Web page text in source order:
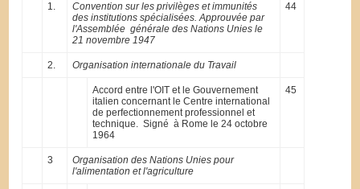
1.
Convention sur les privilèges et immunités
des institutions spécialisées. Approuvée par
l'Assemblée générale des Nations Unies le
21 novembre 1947
44
2. Organisation internationale du Travail
Accord entre l'OIT et le Gouvernement
italien concernant le Centre international
de perfectionnement professionnel et
technique. Signé à Rome le 24 octobre
1964
45
3
Organisation des Nations Unies pour
l'alimentation et l'agriculture